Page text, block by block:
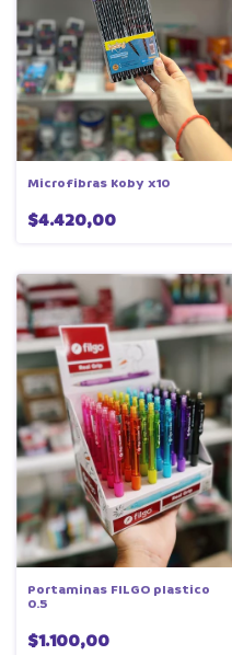
Microfibras Koby x10
$4.420,00
Portaminas FILGO plastico
0.5
$1.100,00